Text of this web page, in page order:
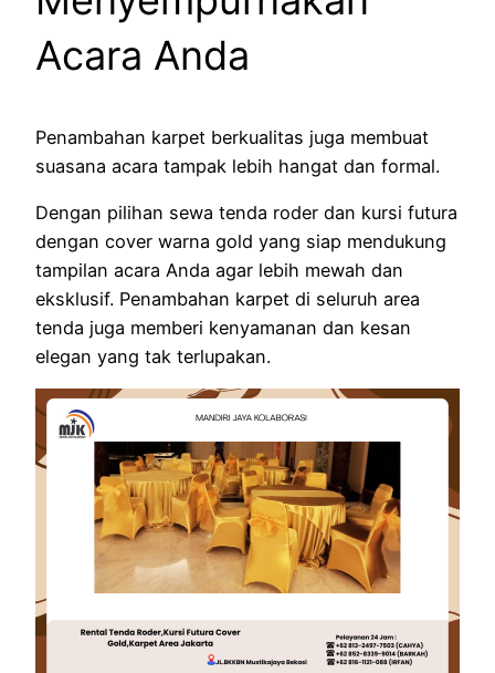
Acara Anda
Penambahan karpet berkualitas juga membuat
suasana acara tampak lebih hangat dan formal.
Dengan pilihan sewa tenda roder dan kursi futura
dengan cover warna gold yang siap mendukung
tampilan acara Anda agar lebih mewah dan
eksklusif. Penambahan karpet di seluruh area
tenda juga memberi kenyamanan dan kesan
elegan yang tak terlupakan.